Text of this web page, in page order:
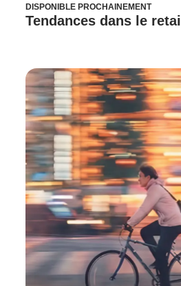
DISPONIBLE PROCHAINEMENT
Tendances dans le retail